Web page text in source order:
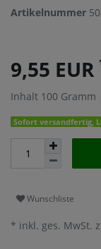
Artikelnummer
9,55 EUR
Inhalt 100 Gramm
Sofort versandfertig,
Wunschliste
* inkl. ges. MwSt.